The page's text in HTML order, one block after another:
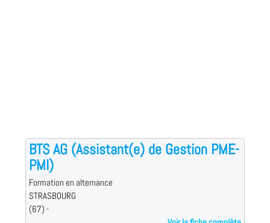
BTS AG (Assistant(e) de Gestion PME-
PMI)
Formation en alternance
STRASBOURG
(67) -